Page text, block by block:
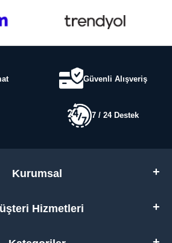
Güvenli Alışveriş
7 / 24 Destek
Kurumsal
Hizmetleri